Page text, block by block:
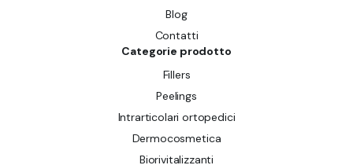
Blog
Contatti
Categorie prodotto
Fillers
Peelings
Intrarticolari ortopedici
Dermocosmetica
Biorivitalizzanti